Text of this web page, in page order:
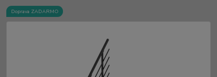
Doprava ZADARMO